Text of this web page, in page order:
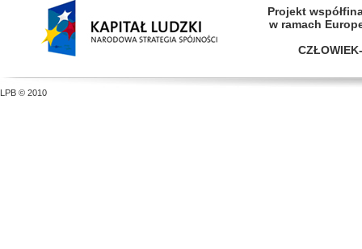
Projekt
w ramach
LPB © 2010